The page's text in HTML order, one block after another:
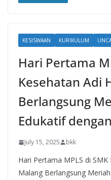
KESISWAAN KURIKULUM
Hari Pertama
Kesehatan Adi
Berlangsung
Edukatif
July 15, 2025 bkk
Hari Pertama MPLS di
Malang Berlangsung